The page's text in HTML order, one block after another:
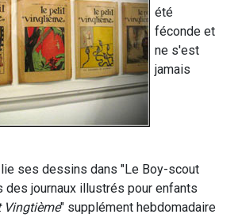
été
féconde et
ne s'est
jamais
ses dessins dans "Le Boy-scout
des journaux illustrés pour enfants
Vingtième" supplément hebdomadaire